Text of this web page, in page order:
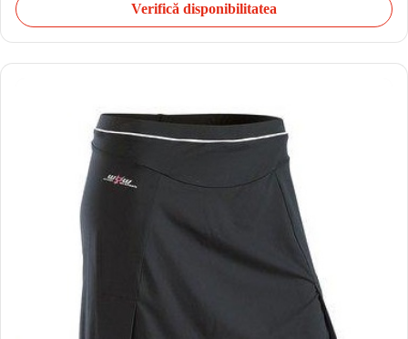
Verifică disponibilitatea